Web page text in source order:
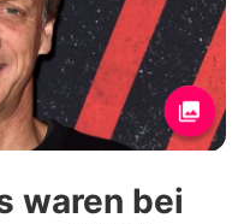
Liebe
Promiflash
waren bei